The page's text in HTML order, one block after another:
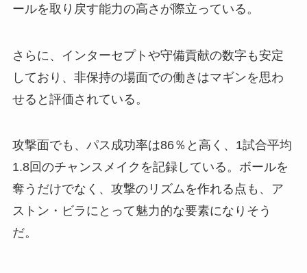
ールを取り戻す能力の高さが際立っている。
さらに、インターセプトや守備貢献の数字も安定
しており、非保持の場面での働きはマギンを思わ
せると評価されている。
攻撃面でも、パス成功率は86％と高く、1試合平均
1.8回のチャンスメイクを記録している。ボールを
奪うだけでなく、攻撃のリズムを作れる点も、ア
ストン・ビラにとって魅力的な要素になりそう
だ。